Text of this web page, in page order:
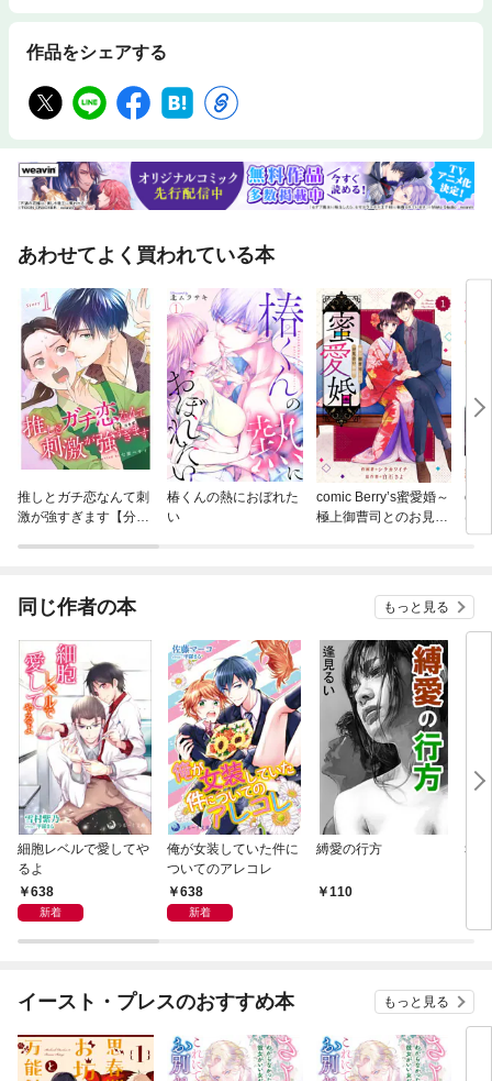
作品をシェアする
あわせてよく買われている本
推しとガチ恋なんて刺
激が強すぎます【分冊
椿くんの熱におぼれた
い
comic Berry’s蜜愛婚～
極上御曹司とのお見合
は
たい
同じ作者の本 もっと見る
細胞レベルで愛してや
るよ
638
新着
俺が女装していた件に
ついてのアレコレ
638
新着
縛愛の行方
110
幸
イースト・プレスのおすすめ本 もっと見る